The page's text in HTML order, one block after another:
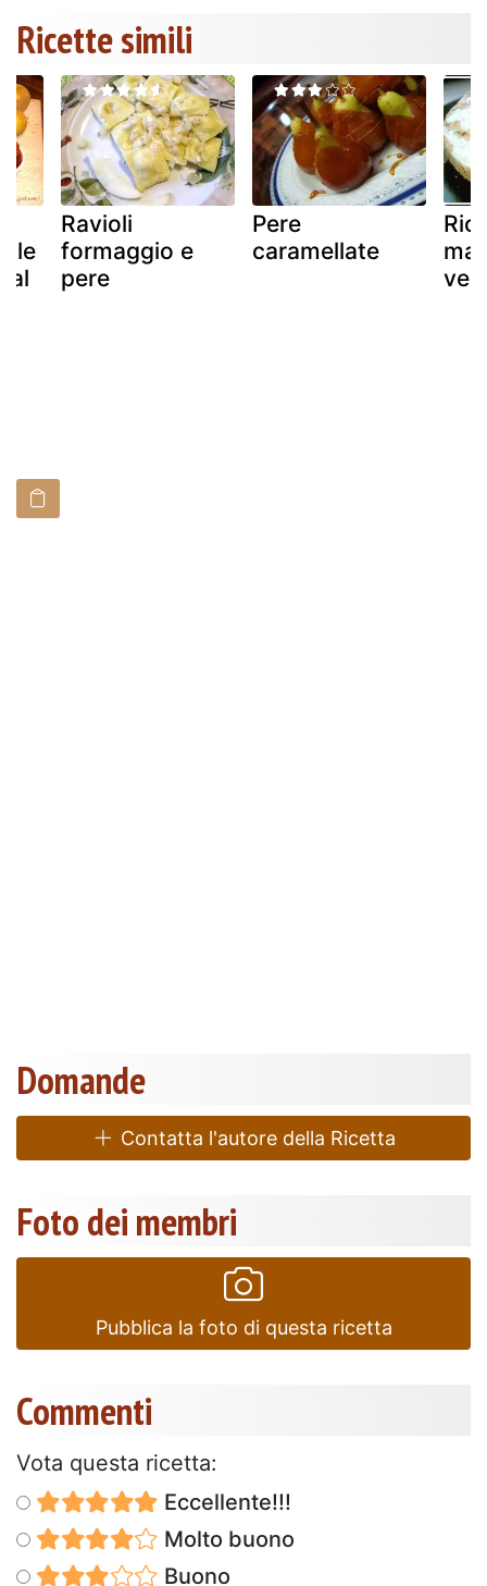
Ricette simili
le
al
Ravioli
formaggio e
pere
Pere
caramellate
Domande
Contatta l'autore della Ricetta
Foto dei membri
Pubblica la foto di questa ricetta
Commenti
Vota questa ricetta:
Eccellente!!!
Molto buono
Buono